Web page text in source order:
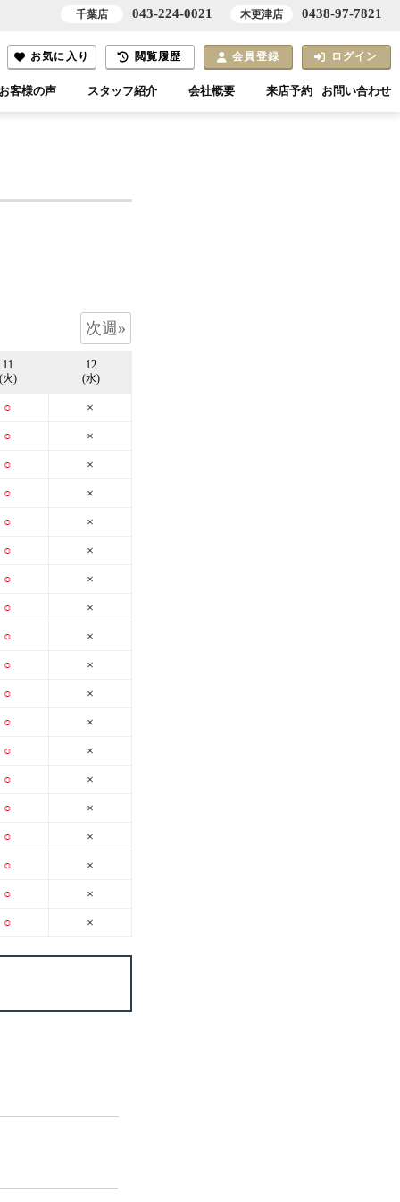
お気に入り 閲覧履歴 会員登録 ログイン
お客様の声 スタッフ紹介 会社概要 来店予約 お問い合わせ
次週»
11
(火)
○
○
○
○
○
○
○
○
○
○
○
○
○
○
○
○
○
○
○
12
(水)
×
×
×
×
×
×
×
×
×
×
×
×
×
×
×
×
×
×
×
千葉店 043-224-0021 木更津店 0438-97-7821